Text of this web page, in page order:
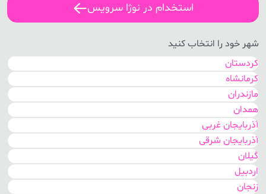
- چک کردن و تنظیم جریان آب و هوا.
- روشن کردن کولر و بررسی عملکرد صحیح آن.
- انجام تنظیمات نهایی.
مزایای استفاده از خدمات نوژا سرویس:
- استفاده از تکنسین‌های مجرب و دارای مجوز.
- خدمات سریع و با کیفیت.
- ضمانت کار انجام شده.
برای سفارش خدمات تعمیر و سرویس کولر آبی در هفت چنار تهران
می‌توانید بر روی دکمه ثبت سفارش آنلاین کلیک کنید و یا ما شماره های
مندرج قسمت بالای سایت تماس حاصل نمائید.
استخدام در نوژا سرویس
شهر خود را انتخاب کنید
کردستان
کرمانشاه
مازندران
همدان
آذربایجان غربی
آذربایجان شرقی
گیلان
اردبیل
زنجان